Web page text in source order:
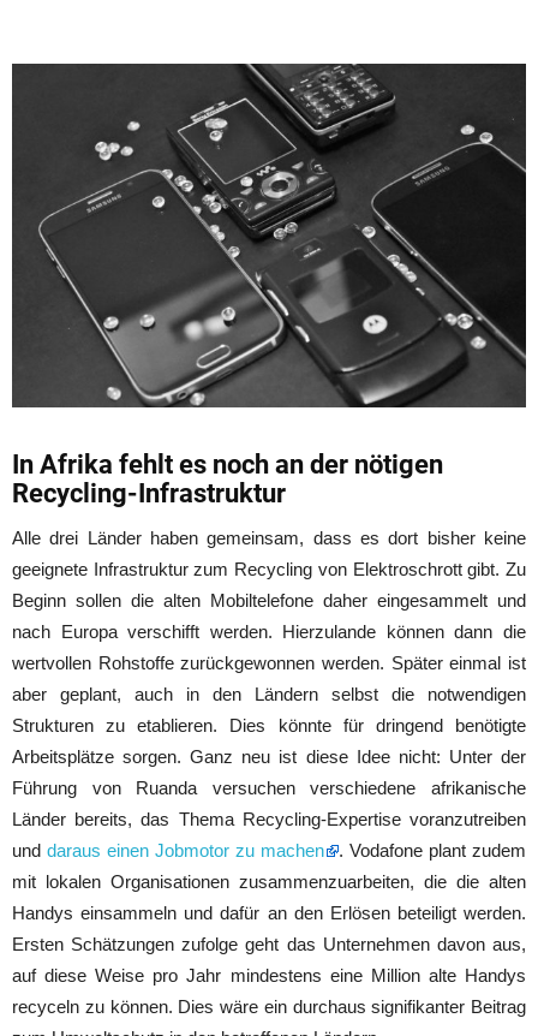
In Afrika fehlt es noch an der nötigen
Recycling-Infrastruktur
Alle drei Länder haben gemeinsam, dass es dort bisher keine
geeignete Infrastruktur zum Recycling von Elektroschrott gibt. Zu
Beginn sollen die alten Mobiltelefone daher eingesammelt und
nach Europa verschifft werden. Hierzulande können dann die
wertvollen Rohstoffe zurückgewonnen werden. Später einmal ist
aber geplant, auch in den Ländern selbst die notwendigen
Strukturen zu etablieren. Dies könnte für dringend benötigte
Arbeitsplätze sorgen. Ganz neu ist diese Idee nicht: Unter der
Führung von Ruanda versuchen verschiedene afrikanische
Länder bereits, das Thema Recycling-Expertise voranzutreiben
und daraus einen Jobmotor zu machen
. Vodafone plant zudem
mit lokalen Organisationen zusammenzuarbeiten, die die alten
Handys einsammeln und dafür an den Erlösen beteiligt werden.
Ersten Schätzungen zufolge geht das Unternehmen davon aus,
auf diese Weise pro Jahr mindestens eine Million alte Handys
recyceln zu können. Dies wäre ein durchaus signifikanter Beitrag